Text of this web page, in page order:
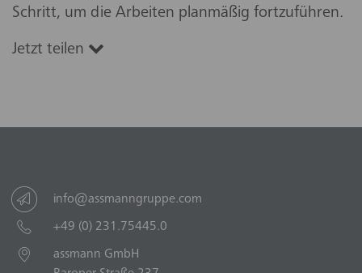
Schritt, um die Arbeiten planmäßig fortzuführen.
Jetzt teilen
info@assmanngruppe.com
+49 (0) 231.75445.0
assmann GmbH